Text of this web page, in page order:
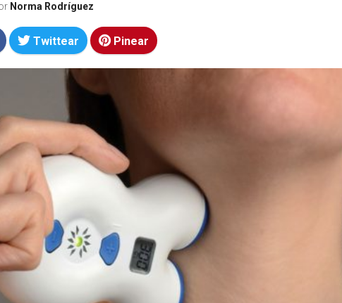
Norma Rodríguez
Twittear Pinear